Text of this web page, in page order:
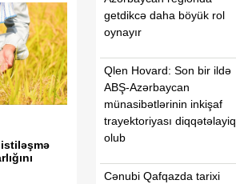
getdikcə daha böyük rol
oynayır
Qlen Hovard: Son bir ildə
ABŞ-Azərbaycan
münasibətlərinin inkişaf
trayektoriyası diqqətəlayiq
olub
Cənubi Qafqazda tarixi